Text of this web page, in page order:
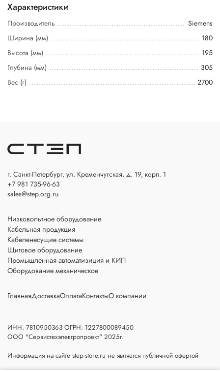
Характеристики
Производитель
Siemens
Ширина (мм)
180
Высота (мм)
195
Глубина (мм)
305
Вес (г)
2700
г. Санкт-Петербург, ул. Кременчугская, д. 19, корп. 1
+7 981 735-96-63
sales@step.org.ru
ГлавнаяДоставкаОплатаКонтактыО компании
Низковольтное оборудование
Кабельная продукция
Кабеленесущие системы
Щитовое оборудование
Промышленная автоматизиция и КИП
Оборудование механическое
ИНН: 7810950363 ОГРН: 1227800089450
ООО "Сервистехэлектропроект" 2025г.
Информация на сайте step-store.ru не является публичной офертой